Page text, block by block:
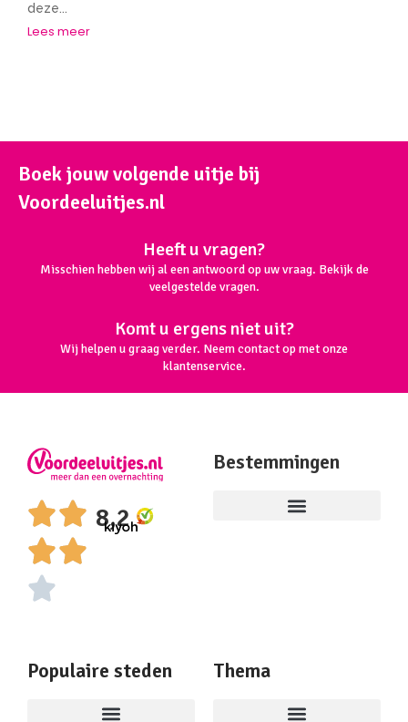
deze...
Lees meer
Boek jouw volgende uitje bij
Voordeeluitjes.nl
Heeft u vragen?
Misschien hebben wij al een antwoord op uw vraag. Bekijk de
veelgestelde vragen.
Komt u ergens niet uit?
Wij helpen u graag verder. Neem contact op met onze
klantenservice.
8,2
Bestemmingen
Populaire steden Thema